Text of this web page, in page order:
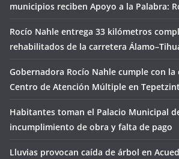
municipios reciben Apoyo a la Palabra:
Rocío Nahle entrega 33 kilómetros
rehabilitados de la carretera
Gobernadora Rocío Nahle cumple con
Centro de Atención Múltiple en
Habitantes toman el Palacio Municipal
incumplimiento de obra y falta de pago
Lluvias provocan caída de árbol en